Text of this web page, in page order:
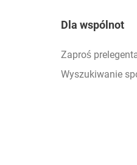
Dla wspólnot
Zaproś
Wyszukiwanie